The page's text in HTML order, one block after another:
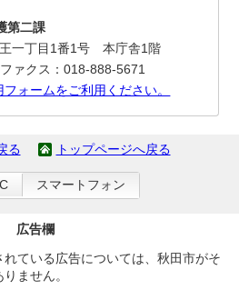
第二課
一丁目1番1号 本庁舎1階
ァクス：018-888-5671
ォームをご利用ください。
る トップページへ戻る
スマートフォン
広告欄
ている広告については、秋田市がそ
ません。